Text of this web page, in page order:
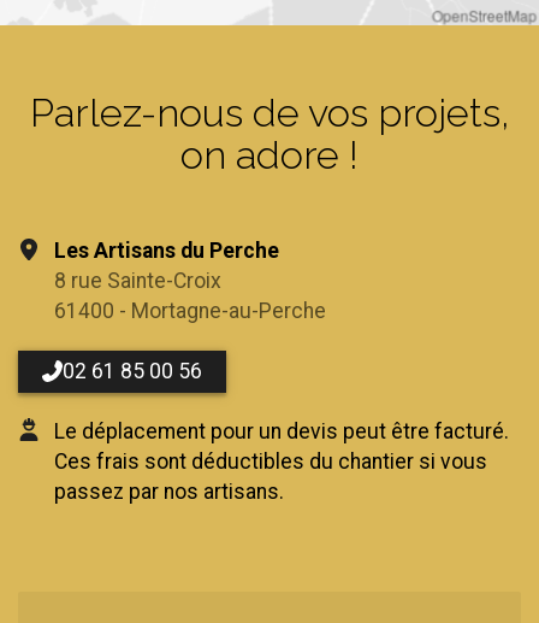
OpenStreetMap
Parlez-nous de vos projets,
on adore !
Les Artisans du Perche
8 rue Sainte-Croix
61400 - Mortagne-au-Perche
02 61 85 00 56
Le déplacement pour un devis peut être facturé.
Ces frais sont déductibles du chantier si vous
passez par nos artisans.